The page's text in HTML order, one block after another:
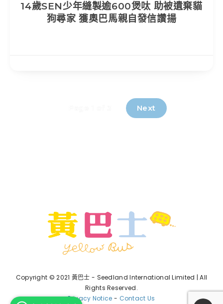
14歲SEN少年縫製逾600煲呔 助被遺棄貓
狗尋家 獲奧巴馬親自發信讚揚
Next
Copyright © 2021 黃巴士 - Seedland International Limited | All
Rights Reserved.
Privacy Notice - Contact Us